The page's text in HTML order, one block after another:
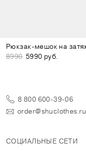
8990 5990 руб.
8 800 600-39-06
order@shuclothes.ru
СОЦИАЛЬНЫЕ СЕТИ